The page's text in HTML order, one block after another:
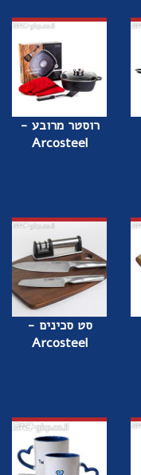
רוסטר מרובע -
Arcosteel
סט סכינים -
Arcosteel